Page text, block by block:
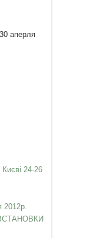
аперля
24-26
2012р.